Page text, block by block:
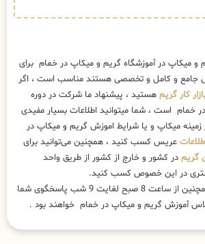
میکاپ در آموزشگاه گریم و میکاپ در خمام برای
جامع و کامل و تخصصی هستند مناسب است ، اگر
کار گریم هستید ، پیشنهاد ما شرکت در دوره
خمام است ، شما میتوانید اطلاعات بسیار مفیدی
زمینه میکاپ و یا شرایط اموزش گریم و میکاپ در
عریس کسب کنید ، همچنین می‌توانید برای
گریم در کشور و خارج از کشور از طریق واحد
در این خصوص کسب کنید.
کارشناسان این مرکز همچنین از ساعت 8 صبح لغایت 9 شب پاسخگوی شما
آموزش گریم و میکاپ در خمام خواهند بود .